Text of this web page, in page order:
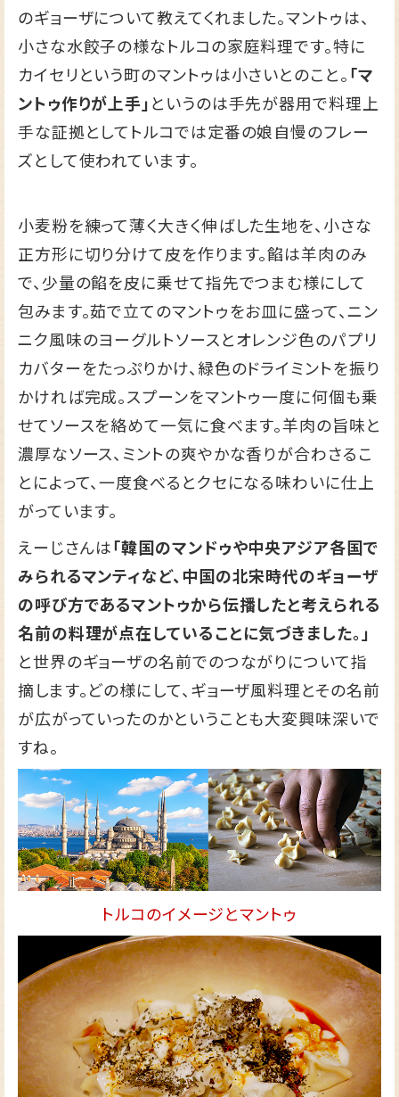
のギョーザについて教えてくれました。マントゥは、
小さな水餃子の様なトルコの家庭料理です。特に
カイセリという町のマントゥは小さいとのこと。「マ
ントゥ作りが上手」というのは手先が器用で料理上
手な証拠としてトルコでは定番の娘自慢のフレー
ズとして使われています。
小麦粉を練って薄く大きく伸ばした生地を、小さな
正方形に切り分けて皮を作ります。餡は羊肉のみ
で、少量の餡を皮に乗せて指先でつまむ様にして
包みます。茹で立てのマントゥをお皿に盛って、ニン
ニク風味のヨーグルトソースとオレンジ色のパプリ
カバターをたっぷりかけ、緑色のドライミントを振り
かければ完成。スプーンをマントゥ一度に何個も乗
せてソースを絡めて一気に食べます。羊肉の旨味と
濃厚なソース、ミントの爽やかな香りが合わさるこ
とによって、一度食べるとクセになる味わいに仕上
がっています。
えーじさんは「韓国のマンドゥや中央アジア各国で
みられるマンティなど、中国の北宋時代のギョーザ
の呼び方であるマントゥから伝播したと考えられる
名前の料理が点在していることに気づきました。」
と世界のギョーザの名前でのつながりについて指
摘します。どの様にして、ギョーザ風料理とその名前
が広がっていったのかということも大変興味深いで
すね。
トルコのイメージとマントゥ